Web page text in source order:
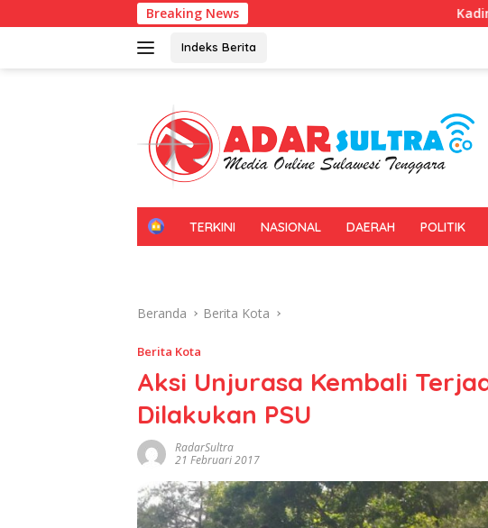
ke
Breaking News Kadin Sultra
Indeks Berita
H
TERKINI NASIONAL DAERAH POLITIK
Beranda Berita Kota
Berita Kota
Aksi Unjurasa Kembali
Dilakukan PSU
RadarSultra
21 Februari 2017